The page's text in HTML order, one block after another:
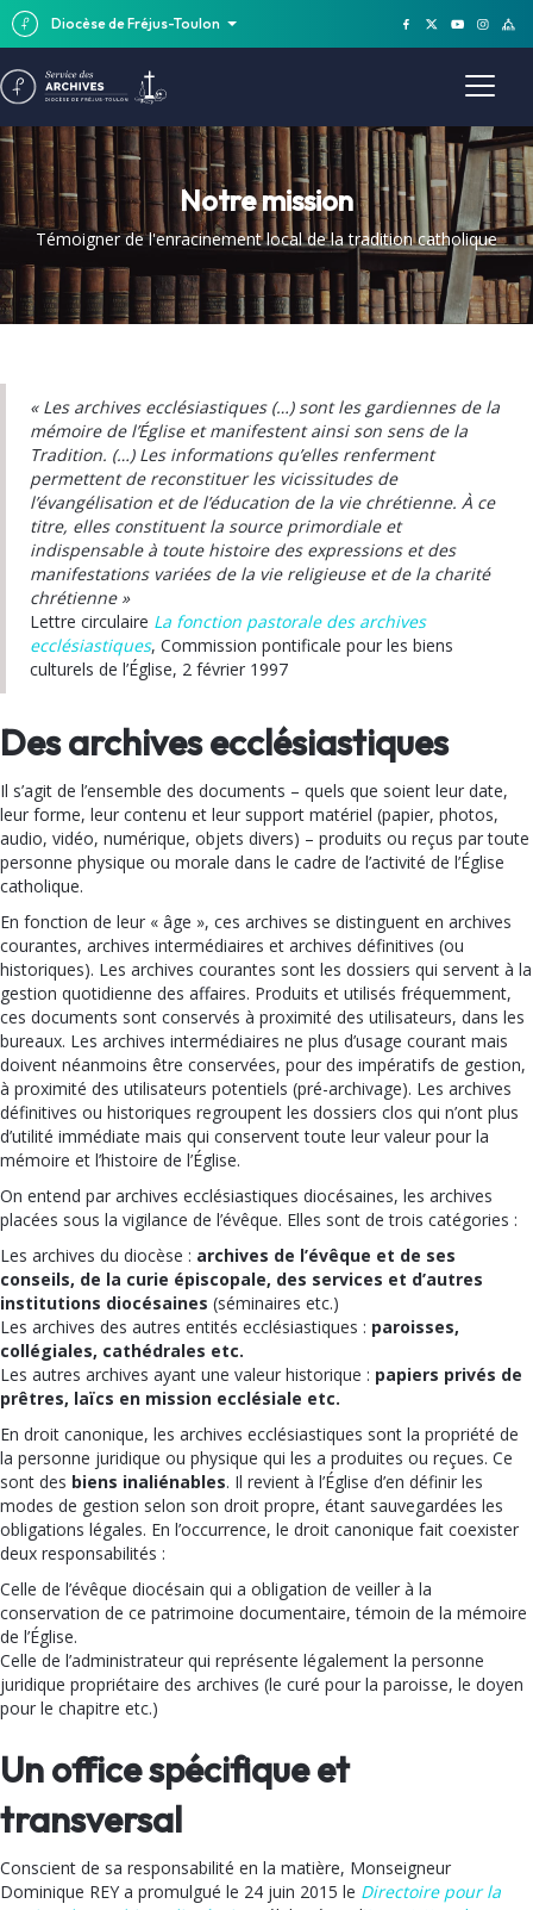
Diocèse de Fréjus-Toulon
Notre mission
Témoigner de l'enracinement local de la tradition catholique
« Les archives ecclésiastiques (…) sont les gardiennes de la
mémoire de l’Église et manifestent ainsi son sens de la
Tradition. (…) Les informations qu’elles renferment
permettent de reconstituer les vicissitudes de
l’évangélisation et de l’éducation de la vie chrétienne. À ce
titre, elles constituent la source primordiale et
indispensable à toute histoire des expressions et des
manifestations variées de la vie religieuse et de la charité
chrétienne »
Lettre circulaire La fonction pastorale des archives
ecclésiastiques, Commission pontificale pour les biens
culturels de l’Église, 2 février 1997
Des archives ecclésiastiques
Il s’agit de l’ensemble des documents – quels que soient leur date,
leur forme, leur contenu et leur support matériel (papier, photos,
audio, vidéo, numérique, objets divers) – produits ou reçus par toute
personne physique ou morale dans le cadre de l’activité de l’Église
catholique.
En fonction de leur « âge », ces archives se distinguent en archives
courantes, archives intermédiaires et archives définitives (ou
historiques). Les archives courantes sont les dossiers qui servent à la
gestion quotidienne des affaires. Produits et utilisés fréquemment,
ces documents sont conservés à proximité des utilisateurs, dans les
bureaux. Les archives intermédiaires ne plus d’usage courant mais
doivent néanmoins être conservées, pour des impératifs de gestion,
à proximité des utilisateurs potentiels (pré-archivage). Les archives
définitives ou historiques regroupent les dossiers clos qui n’ont plus
d’utilité immédiate mais qui conservent toute leur valeur pour la
mémoire et l’histoire de l’Église.
On entend par archives ecclésiastiques diocésaines, les archives
placées sous la vigilance de l’évêque. Elles sont de trois catégories :
Les archives du diocèse : archives de l’évêque et de ses
conseils, de la curie épiscopale, des services et d’autres
institutions diocésaines (séminaires etc.)
Les archives des autres entités ecclésiastiques : paroisses,
collégiales, cathédrales etc.
Les autres archives ayant une valeur historique : papiers privés de
prêtres, laïcs en mission ecclésiale etc.
En droit canonique, les archives ecclésiastiques sont la propriété de
la personne juridique ou physique qui les a produites ou reçues. Ce
sont des biens inaliénables. Il revient à l’Église d’en définir les
modes de gestion selon son droit propre, étant sauvegardées les
obligations légales. En l’occurrence, le droit canonique fait coexister
deux responsabilités :
Celle de l’évêque diocésain qui a obligation de veiller à la
conservation de ce patrimoine documentaire, témoin de la mémoire
de l’Église.
Celle de l’administrateur qui représente légalement la personne
juridique propriétaire des archives (le curé pour la paroisse, le doyen
pour le chapitre etc.)
Un office spécifique et
transversal
Conscient de sa responsabilité en la matière, Monseigneur
Dominique REY a promulgué le 24 juin 2015 le Directoire pour la